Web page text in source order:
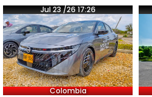
Jul 23 /26 17:26
Colombia